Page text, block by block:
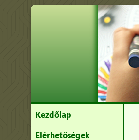
Kezdőlap
Elérhetőségek